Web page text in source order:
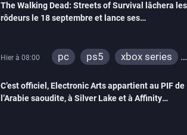
The Walking Dead: Streets of Survival lâchera les
rôdeurs le 18 septembre et lance ses
Hier à 08:00 pc ps5
xbox series
C’est officiel, Electronic Arts appartient au PIF de
l’Arabie saoudite, à Silver Lake et à Affinity